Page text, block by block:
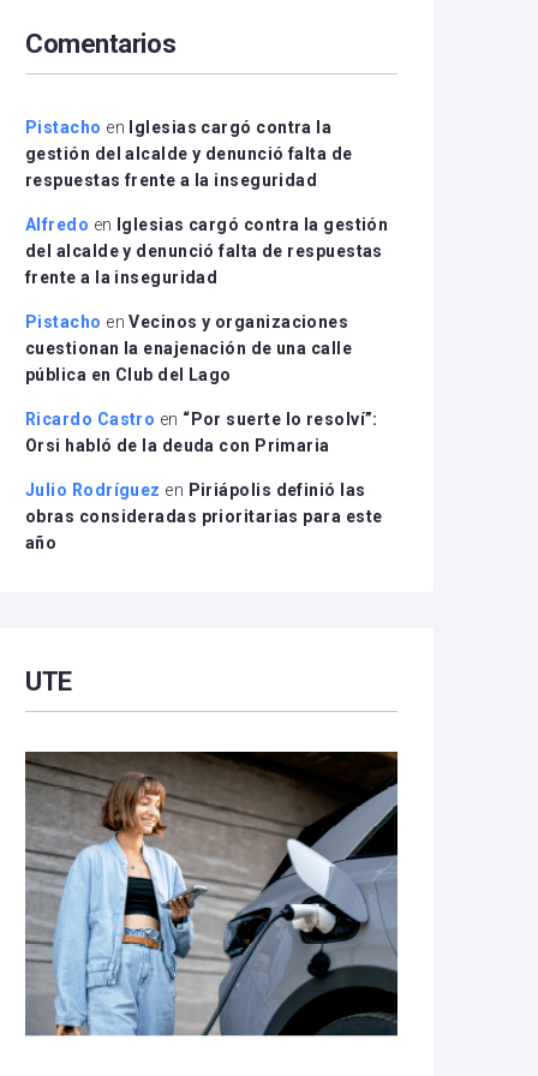
disminuir
el
Comentarios
Pistacho en
Iglesias cargó contra la
gestión del alcalde y denunció falta de
respuestas frente a la inseguridad
Alfredo en
Iglesias cargó contra la gestión
del alcalde y denunció falta de respuestas
frente a la inseguridad
Pistacho enVecinos y organizaciones
cuestionan la enajenación de una calle
pública en Club del Lago
Ricardo Castro en “Por suerte lo resolví”:
Orsi habló de la deuda con Primaria
Julio Rodríguez en Piriápolis definió las
obras consideradas prioritarias para este
año
UTE